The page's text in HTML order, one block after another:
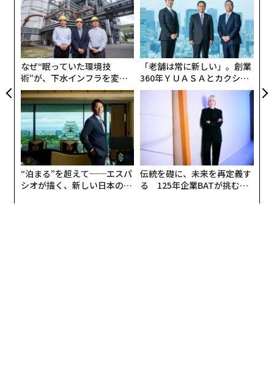
「重要な鉱物とレアアースは、21世紀における石油のよ
うな存在だ」と語る弁護士でもある69歳のアトキンス
は、プライベート・エクイティや投資銀行に加えて不動
産開発などにも携わってきた経歴を持つ。
なぜ“眠っていた環境技
術”が、下水インフラを変え
たのか──産総研×月島JFE
アクアソリューションの10年
「老舗は常に新しい」。創業
360年ＹＵＡＳＡとカクシン
CEO田尻望が語る、AIを超え
る人の価値
“泊まる”を超えて──エスパ
シオが描く、新しい日本のラ
伝統を礎に、未来を再定義す
る 125年企業BATが挑むス